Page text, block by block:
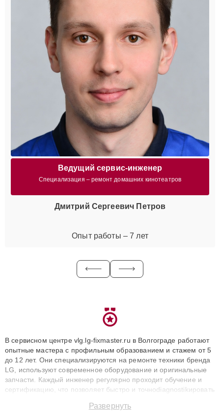
Ведущий сервис-инженер
Специализация – ремонт домашних кинотеатров
Дмитрий Сергеевич Петров
Опыт работы – 7 лет
В сервисном центре vlg.lg-fixmaster.ru в Волгограде работают
опытные мастера с профильным образованием и стажем от 5
до 12 лет. Они специализируются на ремонте техники бренда
LG, используют современное оборудование и оригинальные
запчасти. Каждый инженер регулярно проходит обучение и
сертификацию, что позволяет быстро и точноdiagnostikировать
до 3 лет. Наши мастера решают сложные случаи: от замены
Развернуть